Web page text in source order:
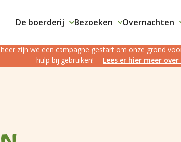
De boerderij Bezoeken Overnachten
zijn we een campagne gestart om onze grond
hulp bij gebruiken!
Lees er hier meer over